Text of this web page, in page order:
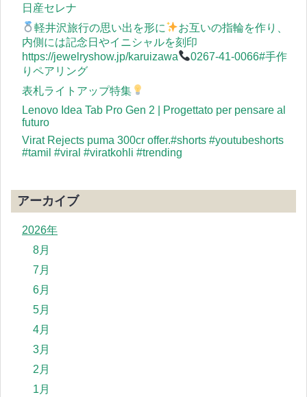
日産セレナ
軽井沢旅行の思い出を形に
お互いの指輪を作り、
内側には記念日やイニシャルを刻印
https://jewelryshow.jp/karuizawa
0267-41-0066#手作
りペアリング
表札ライトアップ特集
Lenovo Idea Tab Pro Gen 2 | Progettato per pensare al
futuro
Virat Rejects puma 300cr offer.#shorts #youtubeshorts
#tamil #viral #viratkohli #trending
アーカイブ
2026年
8月
7月
6月
5月
4月
3月
2月
1月